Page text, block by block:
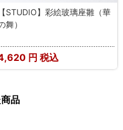
【STUDIO】彩絵玻璃座雛（華
舞）
円 税込
品